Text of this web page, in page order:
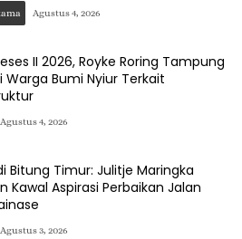
Agustus 4, 2026
II 2026, Royke Roring Tampung
Warga Bumi Nyiur Terkait
Agustus 4, 2026
Bitung Timur: Julitje Maringka
Kawal Aspirasi Perbaikan Jalan
Agustus 3, 2026